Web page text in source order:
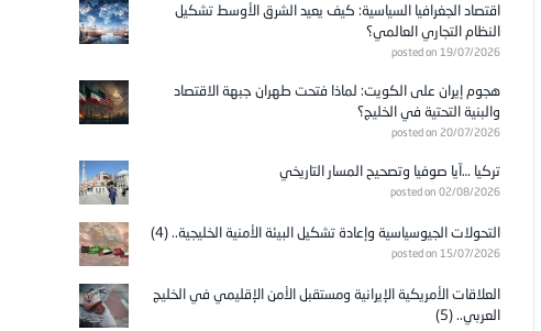
اقتصاد الجغرافيا السياسية: كيف يعيد الشرق الأوسط تشكيل
النظام التجاري العالمي؟
posted on 19/07/2026
هجوم إيران على الكويت: لماذا فتحت طهران جبهة الاقتصاد
والبنية التحتية في الخليج؟
posted on 20/07/2026
تركيا …آيا صوفيا وتصحيح المسار التاريخي
posted on 02/08/2026
التحولات الجيوسياسية وإعادة تشكيل البيئة الأمنية الخليجية.. (4)
posted on 15/07/2026
العلاقات الأمريكية الإيرانية ومستقبل الأمن الإقليمي في الخليج
العربي.. (5)